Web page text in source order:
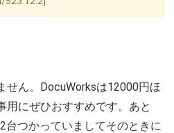
せん。DocuWorksは12000円ほ
用にぜひおすすめです。あと
台つかっていましてそのときに